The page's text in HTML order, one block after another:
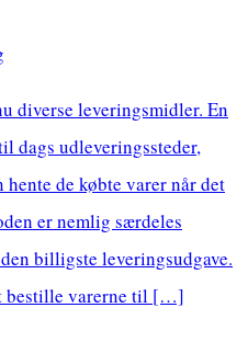
diverse leveringsmidler. En
dags udleveringssteder,
de købte varer når det
er nemlig særdeles
billigste leveringsudgave.
bestille varerne til […]